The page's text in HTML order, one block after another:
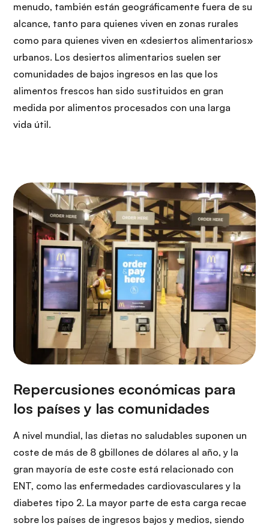
menudo, también están geográficamente fuera de su
alcance, tanto para quienes viven en zonas rurales
como para quienes viven en «desiertos alimentarios»
urbanos. Los desiertos alimentarios suelen ser
comunidades de bajos ingresos en las que los
alimentos frescos han sido sustituidos en gran
medida por alimentos procesados con una larga
vida útil.
A nivel mundial, las dietas no saludables suponen un
coste de más de 8 gbillones de dólares al año, y la
gran mayoría de este coste está relacionado con
ENT, como las enfermedades cardiovasculares y la
diabetes tipo 2. La mayor parte de esta carga recae
sobre los países de ingresos bajos y medios, siendo